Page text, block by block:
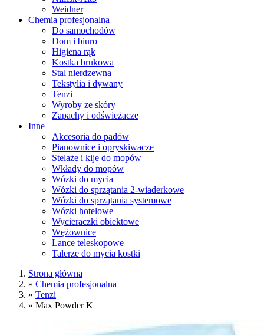
Weidner
Chemia profesjonalna
Do samochodów
Dom i biuro
Higiena rąk
Kostka brukowa
Stal nierdzewna
Tekstylia i dywany
Tenzi
Wyroby ze skóry
Zapachy i odświeżacze
Inne
Akcesoria do padów
Pianownice i opryskiwacze
Stelaże i kije do mopów
Wkłady do mopów
Wózki do mycia
Wózki do sprzątania 2-wiaderkowe
Wózki do sprzątania systemowe
Wózki hotelowe
Wycieraczki obiektowe
Wężownice
Lance teleskopowe
Talerze do mycia kostki
Strona główna
» Chemia profesjonalna
» Tenzi
» Max Powder K